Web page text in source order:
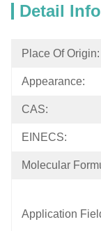
Detail
Place Of Origin:
Appearance:
CAS:
EINECS:
Molecular
Application